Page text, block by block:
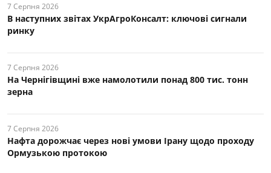
7 Серпня 2026
В наступних звітах УкрАгроКонсалт: ключові cигнали
ринку
7 Серпня 2026
На Чернігівщині вже намолотили понад 800 тис. тонн
зерна
7 Серпня 2026
Нафта дорожчає через нові умови Ірану щодо проходу
Ормузькою протокою